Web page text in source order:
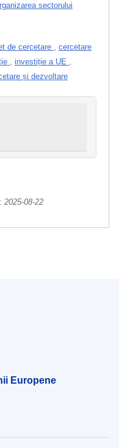
sectorului
de cercetare , cercetare
, investiție a UE ,
și dezvoltare
2025-08-22
Europene
Europene